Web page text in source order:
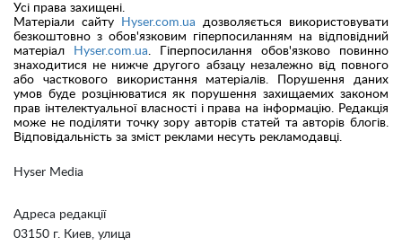
Hyser Media
Адреса редакції
03150 г. Киев, улица
Усі права захищені.
Матеріали сайту
Hyser.com.ua дозволяється використовувати
безкоштовно з обов'язковим гіперпосиланням на відповідний
матеріал
Hyser.com.ua. Гіперпосилання обов'язково повинно
знаходитися не нижче другого абзацу незалежно від повного
або часткового використання матеріалів. Порушення даних
умов буде розцінюватися як порушення захищаемих законом
прав інтелектуальної власності і права на інформацію. Редакція
може не поділяти точку зору авторів статей та авторів блогів.
Відповідальність за зміст реклами несуть рекламодавці.